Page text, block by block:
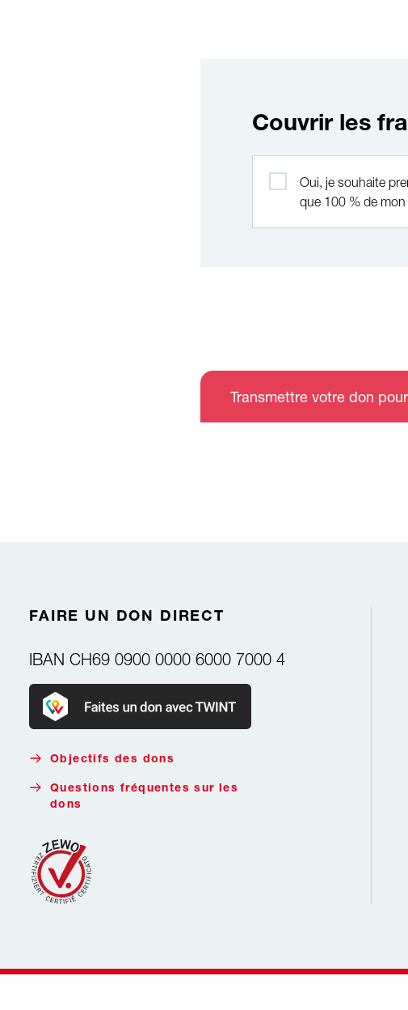
Couvrir les
Oui, je souhaite
que 100 % de
Transmettre votre don
FAIRE UN DON DIRECT
IBAN CH69 0900 0000 6000 7000 4
Faire un don avec Twint
Objectifs des dons
Questions fréquentes sur les
dons